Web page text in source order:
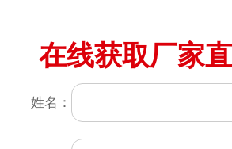
在线获取厂家
姓名：